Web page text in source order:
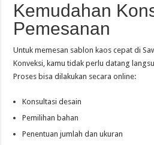
Kemudahan
Pemesanan
Untuk memesan sablon kaos cepat di
Konveksi, kamu tidak perlu datang
Proses bisa dilakukan secara online:
Konsultasi desain
Pemilihan bahan
Penentuan jumlah dan ukuran